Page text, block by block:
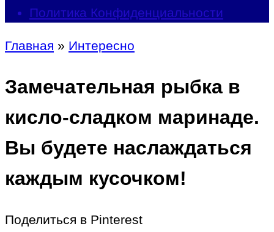
Политика Конфиденциальности
Главная » Интересно
Замечательная рыбка в
кисло-сладком маринаде.
Вы будете наслаждаться
каждым кусочком!
Поделиться в Pinterest